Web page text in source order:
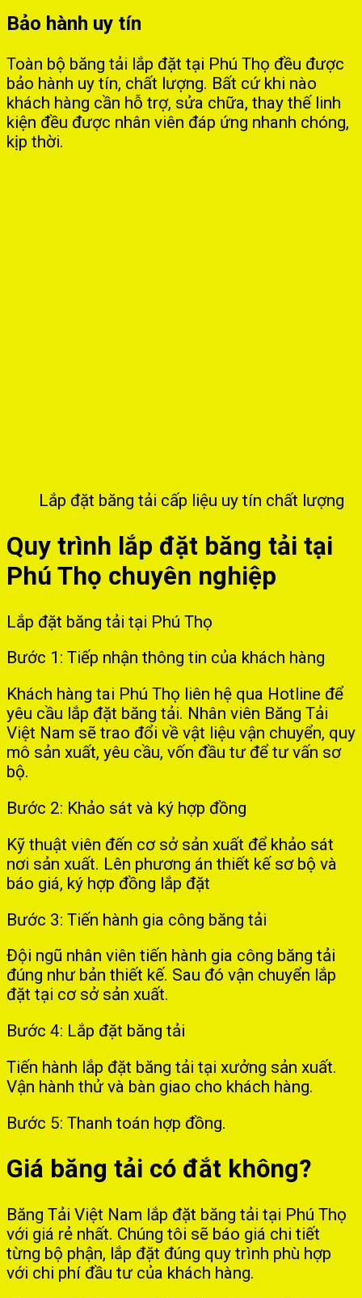
Bảo hành uy tín
Toàn bộ băng tải lắp đặt tại Phú Thọ đều được
bảo hành uy tín, chất lượng. Bất cứ khi nào
khách hàng cần hỗ trợ, sửa chữa, thay thế linh
kiện đều được nhân viên đáp ứng nhanh chóng,
kịp thời.
Lắp đặt băng tải cấp liệu uy tín chất lượng
Quy trình lắp đặt băng tải tại
Phú Thọ chuyên nghiệp
Lắp đặt băng tải tại Phú Thọ
Bước 1: Tiếp nhận thông tin của khách hàng
Khách hàng tai Phú Thọ liên hệ qua Hotline để
yêu cầu lắp đặt băng tải. Nhân viên Băng Tải
Việt Nam sẽ trao đổi về vật liệu vận chuyển, quy
mô sản xuất, yêu cầu, vốn đầu tư để tư vấn sơ
bộ.
Bước 2: Khảo sát và ký hợp đồng
Kỹ thuật viên đến cơ sở sản xuất để khảo sát
nơi sản xuất. Lên phương án thiết kế sơ bộ và
báo giá, ký hợp đồng lắp đặt
Bước 3: Tiến hành gia công băng tải
Đội ngũ nhân viên tiến hành gia công băng tải
đúng như bản thiết kế. Sau đó vận chuyển lắp
đặt tại cơ sở sản xuất.
Bước 4: Lắp đặt băng tải
Tiến hành lắp đặt băng tải tại xưởng sản xuất.
Vận hành thử và bàn giao cho khách hàng.
Bước 5: Thanh toán hợp đồng.
Giá băng tải có đắt không?
Băng Tải Việt Nam lắp đặt băng tải tại Phú Thọ
với giá rẻ nhất. Chúng tôi sẽ báo giá chi tiết
từng bộ phận, lắp đặt đúng quy trình phù hợp
với chi phí đầu tư của khách hàng.